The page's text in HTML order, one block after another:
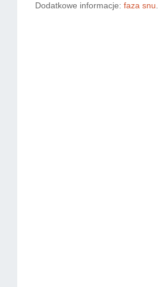
Dodatkowe informacje: faza snu